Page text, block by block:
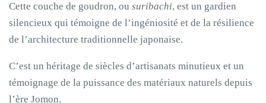
Cette couche de goudron, ou suribachi, est un gardien
silencieux qui témoigne de l’ingéniosité et de la résilience
de l’architecture traditionnelle japonaise.
C’est un héritage de siècles d’artisanats minutieux et un
témoignage de la puissance des matériaux naturels depuis
l’ère Jomon.